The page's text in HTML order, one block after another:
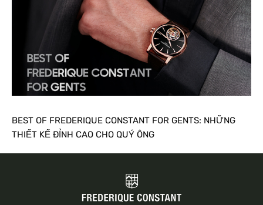
BEST OF FREDERIQUE CONSTANT FOR GENTS: NHỮNG
THIẾT KẾ ĐỈNH CAO CHO QUÝ ÔNG